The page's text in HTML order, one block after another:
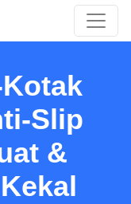
Slip
&